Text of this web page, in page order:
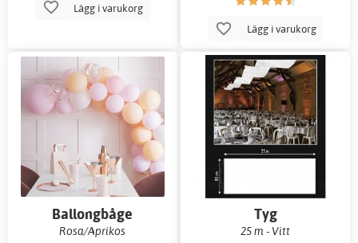
Lägg i varukorg
Lägg i varukorg
Ballongbåge
Rosa/Aprikos
Tyg
25 m - Vitt